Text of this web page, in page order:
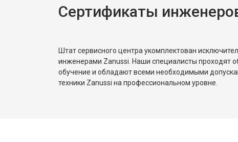
убедился, что вращение барабана
корректное. Рассказал, как
разбалансировка.
Сертификаты
Штат сервисного центра укомплектован
инженерами Zanussi. Наши специалисты проходят
обучение и обладают всеми необходимыми
техники Zanussi на профессиональном уровне.